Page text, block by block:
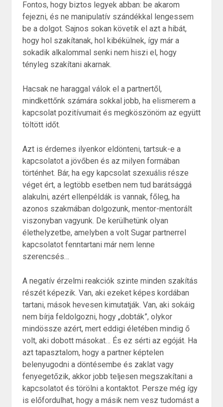
Fontos, hogy biztos legyek abban: be akarom
fejezni, és ne manipulatív szándékkal lengessem
be a dolgot. Sajnos sokan követik el azt a hibát,
hogy hol szakítanak, hol kibékülnek, így már a
sokadik alkalommal senki nem hiszi el, hogy
tényleg szakítani akarnak.
Hacsak ne haraggal válok el a partnertől,
mindkettőnk számára sokkal jobb, ha elismerem a
kapcsolat pozitívumait és megköszönöm az együtt
töltött időt.
Azt is érdemes ilyenkor eldönteni, tartsuk-e a
kapcsolatot a jövőben és az milyen formában
történhet. Bár, ha egy kapcsolat szexuális része
véget ért, a legtöbb esetben nem tud barátsággá
alakulni, azért ellenpéldák is vannak, főleg, ha
azonos szakmában dolgozunk, mentor-mentorált
viszonyban vagyunk. De kerülhetünk olyan
élethelyzetbe, amelyben a volt Sugar partnerrel
kapcsolatot fenntartani már nem lenne
szerencsés…
A negatív érzelmi reakciók szinte minden szakítás
részét képezik. Van, aki ezeket képes kordában
tartani, mások hevesen kimutatják. Van, aki sokáig
nem bírja feldolgozni, hogy „dobták”, olykor
mindössze azért, mert eddigi életében mindig ő
volt, aki dobott másokat… És ez sérti az egóját. Ha
azt tapasztalom, hogy a partner képtelen
belenyugodni a döntésembe és zaklat vagy
fenyegetőzik, akkor jobb teljesen megszakítani a
kapcsolatot és törölni a kontaktot. Persze még így
is előfordulhat, hogy a másik nem vesz tudomást a